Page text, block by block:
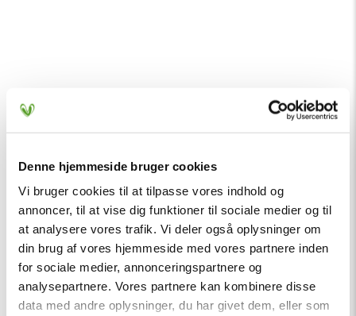
Denne hjemmeside bruger cookies
Vi bruger cookies til at tilpasse vores indhold og
annoncer, til at vise dig funktioner til sociale medier og til
at analysere vores trafik. Vi deler også oplysninger om
din brug af vores hjemmeside med vores partnere inden
for sociale medier, annonceringspartnere og
analysepartnere. Vores partnere kan kombinere disse
data med andre oplysninger, du har givet dem, eller som